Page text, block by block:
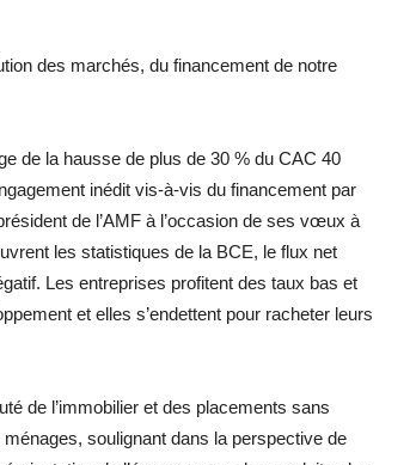
des marchés, du financement de notre
de la hausse de plus de 30 % du CAC 40
inédit vis-à-vis du financement par
de l’AMF à l’occasion de ses vœux à
les statistiques de la BCE, le flux net
Les entreprises profitent des taux bas et
et elles s’endettent pour racheter leurs
de l’immobilier et des placements sans
ménages, soulignant dans la perspective de